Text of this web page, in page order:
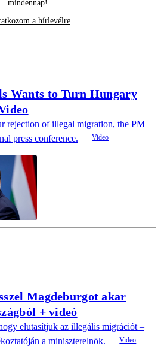
mindennap!
a hírlevélre
Wants to Turn Hungary
rejection of illegal migration, the PM
press conference.
Magdeburgot akar
+ videó
elutasítjuk az illegális migrációt –
a miniszterelnök.